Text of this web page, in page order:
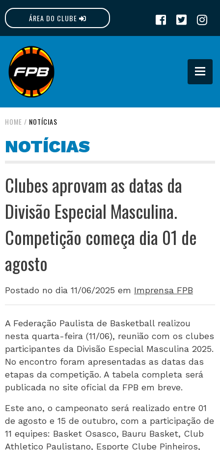
ÁREA DO CLUBE
FPB
HOME / NOTÍCIAS
NOTÍCIAS
Clubes aprovam as datas da
Divisão Especial Masculina.
Competição começa dia 01 de
agosto
Postado no dia 11/06/2025 em Imprensa FPB
A Federação Paulista de Basketball realizou
nesta quarta-feira (11/06), reunião com os clubes
participantes da Divisão Especial Masculina 2025.
No encontro foram apresentadas as datas das
etapas da competição. A tabela completa será
publicada no site oficial da FPB em breve.
Este ano, o campeonato será realizado entre 01
de agosto e 15 de outubro, com a participação de
11 equipes: Basket Osasco, Bauru Basket, Club
Athletico Paulistano, Esporte Clube Pinheiros,